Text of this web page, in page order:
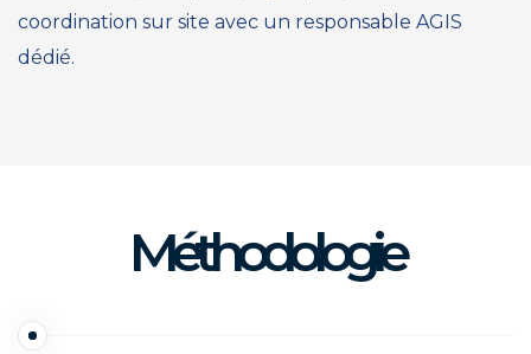
coordination sur site avec un responsable AGIS
dédié.
Méthodologie